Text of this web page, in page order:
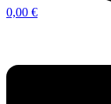
0,00 €